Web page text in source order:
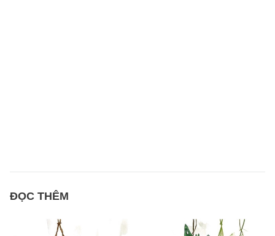
ĐỌC THÊM